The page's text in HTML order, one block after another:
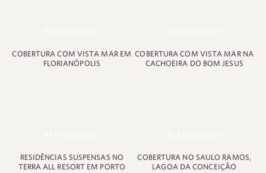
COBERTURA COM VISTA MAR EM
FLORIANÓPOLIS
COBERTURA COM VISTA MAR NA
CACHOEIRA DO BOM JESUS
RESIDÊNCIAS SUSPENSAS NO
TERRA ALL RESORT EM PORTO
COBERTURA NO SAULO RAMOS,
LAGOA DA CONCEIÇÃO